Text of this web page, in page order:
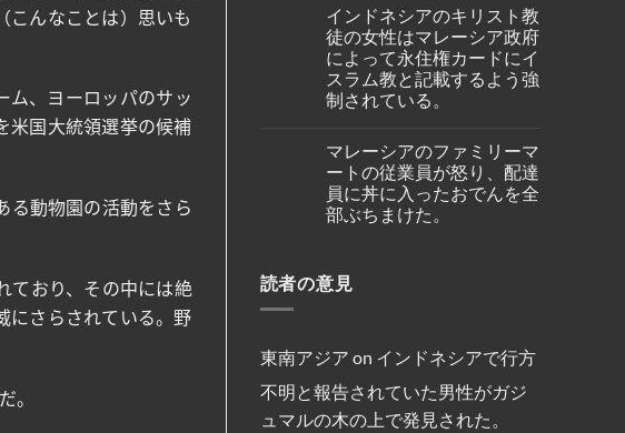
こんなことは）思いも
ム、ヨーロッパのサッ
米国大統領選挙の候補
る動物園の活動をさら
ており、その中には絶
にさらされている。野
。
の
が
発
見
さ
れ
た。
ケ
ッ
ト
～
シ
ン
ガ
ル
線
を
含
む
15
減
便
ン
の
仏
教
遺
跡
へ
イ
キ
ン
グ
中
に
り
ま
セ
ス・
ク
ル
ー
ズ
と
船
3
年
間
約
を
on
シ
ン
ガ
ポ
ー
ル
テ
オ・
シ
オ
ン
セ
違
法
を
っ
た
と
インドネシアのキリスト教
徒の女性はマレーシア政府
によって永住権カードにイ
スラム教と記載するよう強
制されている。
on
ド
ネ
シ
リ
ス
の
女
は
レ
マレーシアのファミリーマ
ートの従業員が怒り、配達
員に丼に入ったおでんを全
部ぶちまけた。
マ
レ
の
フ
ミ
ー
読者の意見
東南アジア on インドネシアで行方
不明と報告されていた男性がガジ
ュマルの木の上で発見された。